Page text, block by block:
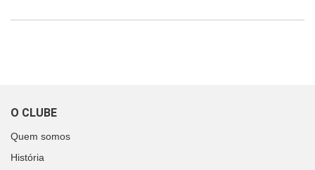
O CLUBE
Quem somos
História